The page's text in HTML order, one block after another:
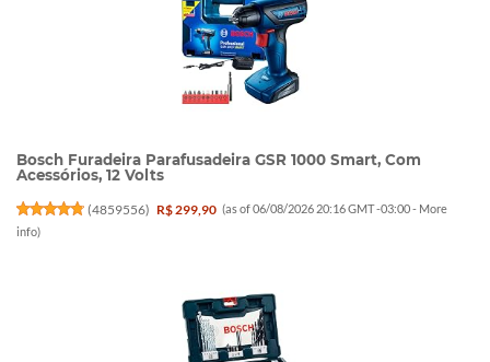
Bosch Furadeira Parafusadeira GSR 1000 Smart, Com
Acessórios, 12 Volts
(4859556) R$ 299,90 (as of 06/08/2026 20:16 GMT -03:00 - More
info)